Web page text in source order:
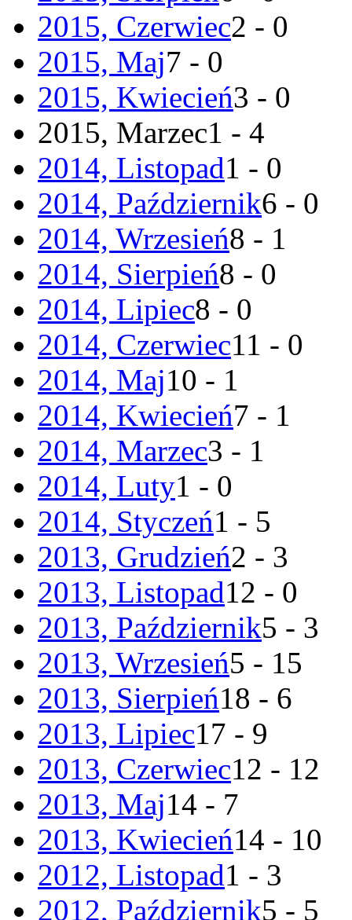
2015, Czerwiec2 - 0
2015, Maj7 - 0
2015, Kwiecień3 - 0
2015, Marzec1 - 4
2014, Listopad1 - 0
2014, Październik6 - 0
2014, Wrzesień8 - 1
2014, Sierpień8 - 0
2014, Lipiec8 - 0
2014, Czerwiec11 - 0
2014, Maj10 - 1
2014, Kwiecień7 - 1
2014, Marzec3 - 1
2014, Luty1 - 0
2014, Styczeń1 - 5
2013, Grudzień2 - 3
2013, Listopad12 - 0
2013, Październik5 - 3
2013, Wrzesień5 - 15
2013, Sierpień18 - 6
2013, Lipiec17 - 9
2013, Czerwiec12 - 12
2013, Maj14 - 7
2013, Kwiecień14 - 10
2012, Listopad1 - 3
2012, Październik5 - 5